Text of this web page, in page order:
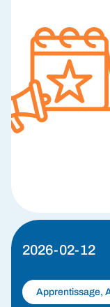
2026-02-12
Apprentissage,